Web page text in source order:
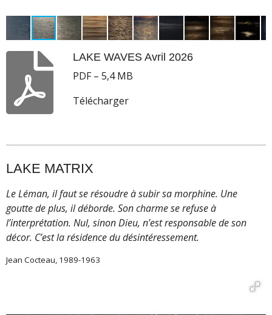
LAKE WAVES Avril 2026
PDF – 5,4 MB
Télécharger
LAKE MATRIX
Le Léman, il faut se résoudre à subir sa morphine. Une
goutte de plus, il déborde. Son charme se refuse à
l’interprétation. Nul, sinon Dieu, n’est responsable de son
décor. C’est la résidence du désintéressement.
Jean Cocteau, 1989-1963